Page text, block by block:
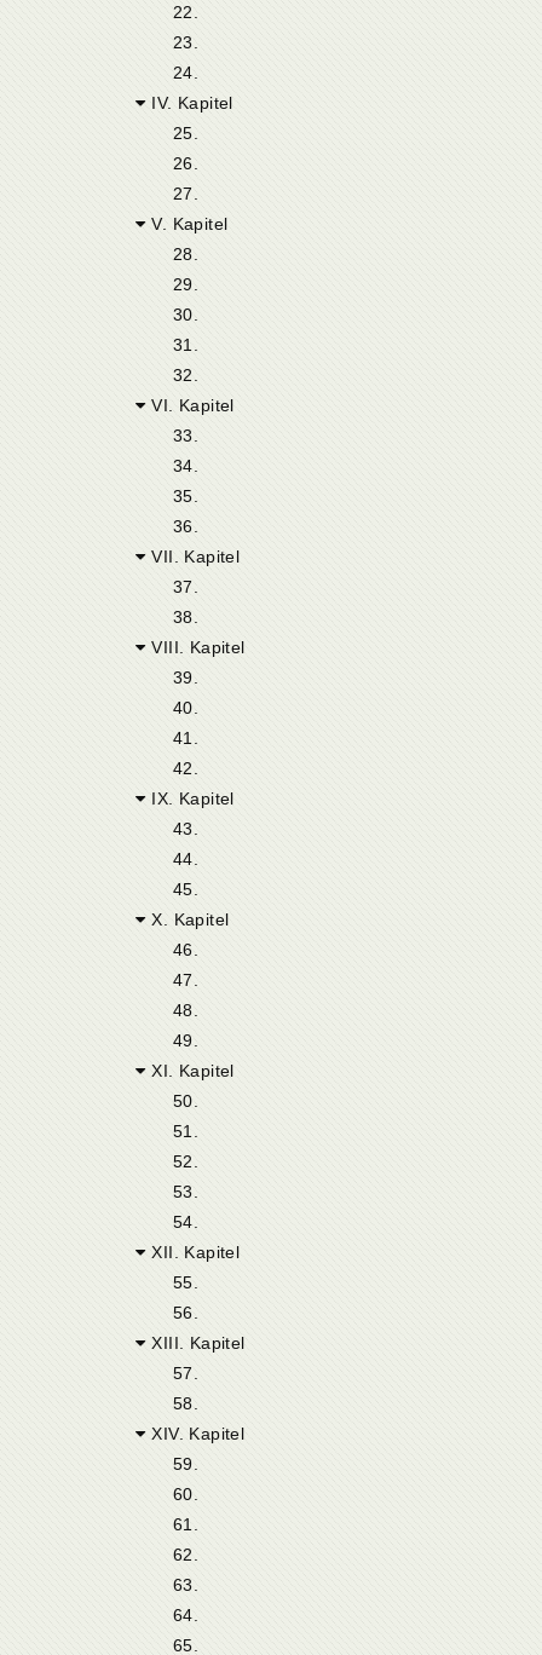
22.
23.
24.
IV. Kapitel
25.
26.
27.
V. Kapitel
28.
29.
30.
31.
32.
VI. Kapitel
33.
34.
35.
36.
VII. Kapitel
37.
38.
VIII. Kapitel
39.
40.
41.
42.
IX. Kapitel
43.
44.
45.
X. Kapitel
46.
47.
48.
49.
XI. Kapitel
50.
51.
52.
53.
54.
XII. Kapitel
55.
56.
XIII. Kapitel
57.
58.
XIV. Kapitel
59.
60.
61.
62.
63.
64.
65.